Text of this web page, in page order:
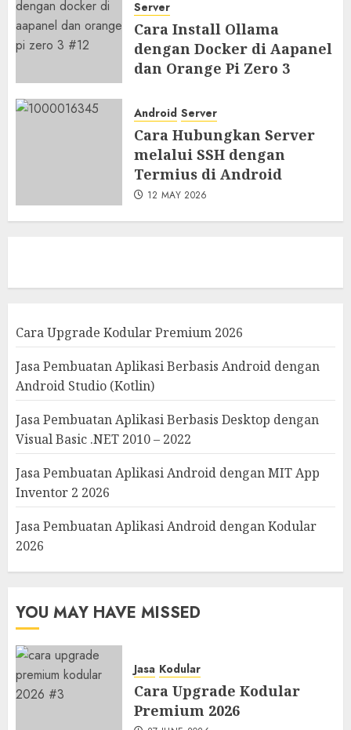
Server
Cara Install Ollama
dengan Docker di Aapanel
dan Orange Pi Zero 3
Android Server
Cara Hubungkan Server
melalui SSH dengan
Termius di Android
12 MAY 2026
Cara Upgrade Kodular Premium 2026
Jasa Pembuatan Aplikasi Berbasis Android dengan
Android Studio (Kotlin)
Jasa Pembuatan Aplikasi Berbasis Desktop dengan
Visual Basic .NET 2010 – 2022
Jasa Pembuatan Aplikasi Android dengan MIT App
Inventor 2 2026
Jasa Pembuatan Aplikasi Android dengan Kodular
2026
YOU MAY HAVE MISSED
Jasa Kodular
Cara Upgrade Kodular
Premium 2026